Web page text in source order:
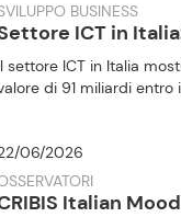
BUSINESS
ICT in
settore ICT in Italia
di 91 miliardi
06/2026
Italian